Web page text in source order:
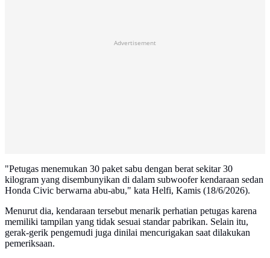
Advertisement
"Petugas menemukan 30 paket sabu dengan berat sekitar 30
kilogram yang disembunyikan di dalam subwoofer kendaraan sedan
Honda Civic berwarna abu-abu," kata Helfi, Kamis (18/6/2026).
Menurut dia, kendaraan tersebut menarik perhatian petugas karena
memiliki tampilan yang tidak sesuai standar pabrikan. Selain itu,
gerak-gerik pengemudi juga dinilai mencurigakan saat dilakukan
pemeriksaan.